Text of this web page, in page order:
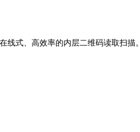
式、高效率的内层二维码读取扫描。